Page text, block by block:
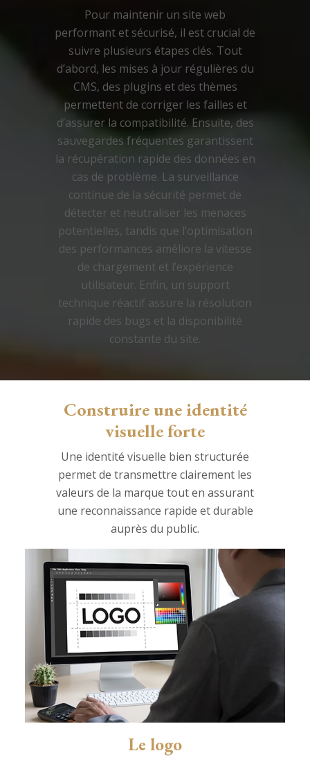
Pour maintenir un site web
performant et sécurisé, il est crucial de
suivre plusieurs étapes clés. Tout
d’abord, les mises à jour régulières du
CMS, des plugins et des thèmes
permettent de corriger les failles et
d’assurer la compatibilité. Ensuite, des
sauvegardes fréquentes garantissent
la récupération rapide des données en
cas de problème. La surveillance
continue de la sécurité permet de
détecter et neutraliser les menaces
potentielles, tandis que l’optimisation
des performances améliore la vitesse
de chargement et l’expérience
utilisateur. Enfin, un support
technique réactif assure la résolution
rapide des bugs et la disponibilité
constante du site.
Construire une identité
visuelle forte
Une identité visuelle bien structurée
permet de transmettre clairement les
valeurs de la marque tout en assurant
une reconnaissance rapide et durable
auprès du public.
Le logo